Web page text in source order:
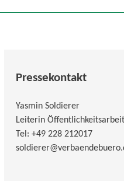
Pressekontakt
Yasmin Soldierer
Leiterin Öffentlichkeitsarbeit
Tel: +49 228 212017